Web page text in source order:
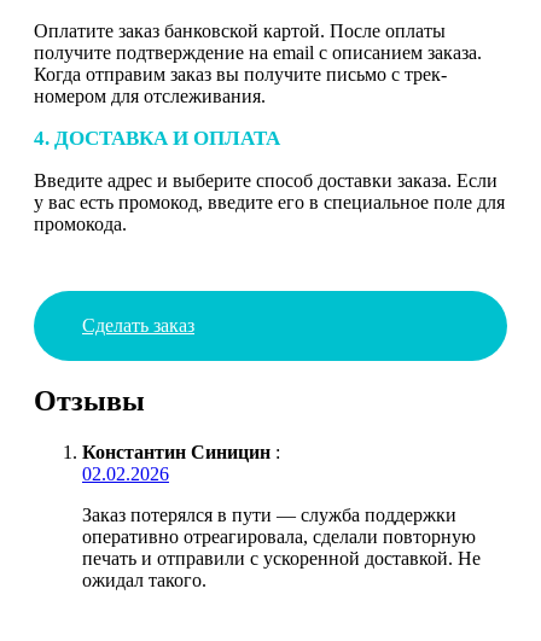
Оплатите заказ банковской картой. После оплаты
получите подтверждение на email с описанием заказа.
Когда отправим заказ вы получите письмо с трек-
номером для отслеживания.
4. ДОСТАВКА И ОПЛАТА
Введите адрес и выберите способ доставки заказа. Если
у вас есть промокод, введите его в специальное поле для
промокода.
Сделать заказ
Отзывы
Константин Синицин :
02.02.2026
Заказ потерялся в пути — служба поддержки
оперативно отреагировала, сделали повторную
печать и отправили с ускоренной доставкой. Не
ожидал такого.